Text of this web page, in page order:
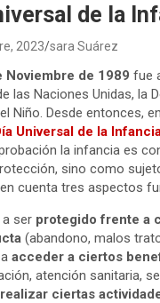
de la
2023 sara Suárez
Noviembre de 1989 fue
las Naciones Unidas, la
Niño. Desde entonces,
Universal de la
la infancia es
sino como
cuenta tres aspectos
a ser protegido frente a
(abandono, malos
acceder a ciertos
atención sanitaria,
realizar ciertas